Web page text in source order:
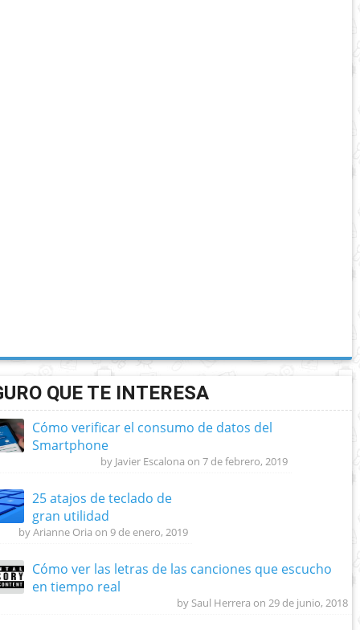
QUE TE INTERESA
Cómo verificar el consumo de datos del
Smartphone
by Javier Escalona on 7 de febrero, 2019
25 atajos de teclado de
gran utilidad
by Arianne Oria on 9 de enero, 2019
Cómo ver las letras de las canciones que escucho
en tiempo real
by Saul Herrera on 29 de junio, 2018